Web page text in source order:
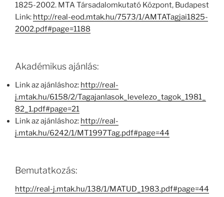
1825-2002. MTA Társadalomkutató Központ, Budapest
Link: http://real-eod.mtak.hu/7573/1/AMTATagjai1825-
2002.pdf#page=1188
Akadémikus ajánlás:
Link az ajánláshoz: http://real-
j.mtak.hu/6158/2/Tagajanlasok_levelezo_tagok_1981_
82_1.pdf#page=21
Link az ajánláshoz: http://real-
j.mtak.hu/6242/1/MT1997Tag.pdf#page=44
Bemutatkozás:
http://real-j.mtak.hu/138/1/MATUD_1983.pdf#page=44